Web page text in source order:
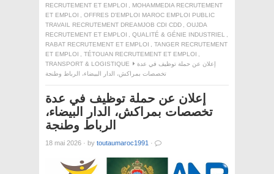
RECRUTEMENT ET EMPLOI , MOHAMMEDIA RECRUTEMENT
ET EMPLOI , OFFRES D'EMPLOI MAROC EMPLOI PUBLIC
TRAVAIL RECRUTEMENT DREAMJOB CDI CDD , OUJDA
RECRUTEMENT ET EMPLOI , QUALITÉ & GÉNIE INDUSTRIEL ,
RABAT RECRUTEMENT ET EMPLOI , TANGER RECRUTEMENT
ET EMPLOI , TÉTOUAN RECRUTEMENT ET EMPLOI ,
TRANSPORT & LOGISTIQUE
إعلان عن حملة توظيف في عدة
تخصصات بمراكش، الدار البيضاء، الرباط وطنجة
إعلان عن حملة توظيف في عدة
تخصصات بمراكش، الدار البيضاء،
الرباط وطنجة
18 mai 2026 · by toutaumaroc1991 ·